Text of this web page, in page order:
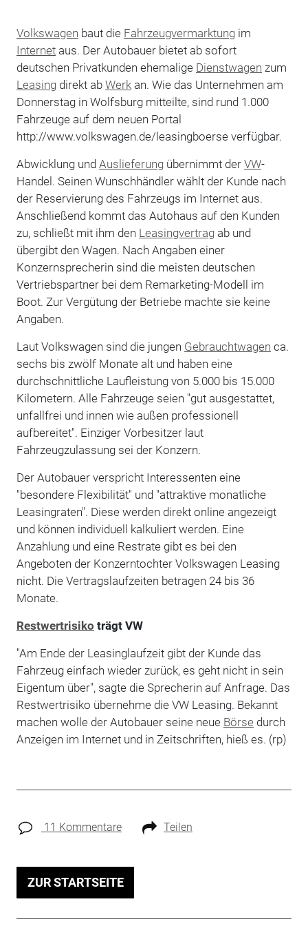
Volkswagen baut die Fahrzeugvermarktungim
Internetaus. Der Autobauer bietet ab sofort
deutschen Privatkunden ehemalige Dienstwagen zum
Leasingdirekt ab Werkan. Wie das Unternehmen am
Donnerstag in Wolfsburg mitteilte, sind rund 1.000
Fahrzeuge auf dem neuen Portal
http://www.volkswagen.de/leasingboerse verfügbar.
Abwicklung und Auslieferungübernimmt der VW-
Handel. Seinen Wunschhändler wählt der Kunde nach
der Reservierung des Fahrzeugs im Internet aus.
Anschließend kommt das Autohaus auf den Kunden
zu, schließt mit ihm den Leasingvertragab und
übergibt den Wagen. Nach Angaben einer
Konzernsprecherin sind die meisten deutschen
Vertriebspartner bei dem Remarketing-Modell im
Boot. Zur Vergütung der Betriebe machte sie keine
Angaben.
Laut Volkswagen sind die jungen Gebrauchtwagen ca.
sechs bis zwölf Monate alt und haben eine
durchschnittliche Laufleistung von 5.000 bis 15.000
Kilometern. Alle Fahrzeuge seien "gut ausgestattet,
unfallfrei und innen wie außen professionell
aufbereitet". Einziger Vorbesitzer laut
Fahrzeugzulassung sei der Konzern.
Der Autobauer verspricht Interessenten eine
"besondere Flexibilität" und "attraktive monatliche
Leasingraten". Diese werden direkt online angezeigt
und können individuell kalkuliert werden. Eine
Anzahlung und eine Restrate gibt es bei den
Angeboten der Konzerntochter Volkswagen Leasing
nicht. Die Vertragslaufzeiten betragen 24 bis 36
Monate.
Restwertrisiko trägt VW
"Am Ende der Leasinglaufzeit gibt der Kunde das
Fahrzeug einfach wieder zurück, es geht nicht in sein
Eigentum über", sagte die Sprecherin auf Anfrage. Das
Restwertrisiko übernehme die VW Leasing. Bekannt
machen wolle der Autobauer seine neue Börse durch
Anzeigen im Internet und in Zeitschriften, hieß es. (rp)
11 Kommentare Teilen
ZUR STARTSEITE